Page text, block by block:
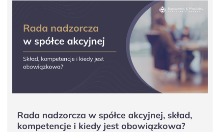
Rada nadzorcza w spółce akcyjnej, skład,
kompetencje i kiedy jest obowiązkowa?